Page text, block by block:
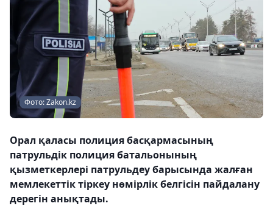
Фото: Zakon.kz
Орал қаласы полиция басқармасының
патрульдік полиция батальонының
қызметкерлері патрульдеу барысында жалған
мемлекеттік тіркеу нөмірлік белгісін пайдалану
дерегін анықтады.